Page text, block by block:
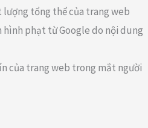
lượng tổng thể của trang web
hình phạt từ Google do nội dung
của trang web trong mắt người